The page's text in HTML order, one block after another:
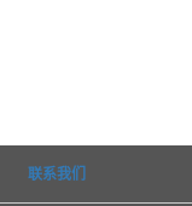
联系我们